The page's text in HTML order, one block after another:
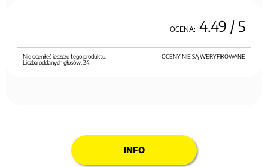
OCENA: 4.49 / 5
OCENY NIE SĄ WERYFIKOWANE
Nie oceniłeś jeszcze tego produktu.
Liczba oddanych głosów:24
INFO